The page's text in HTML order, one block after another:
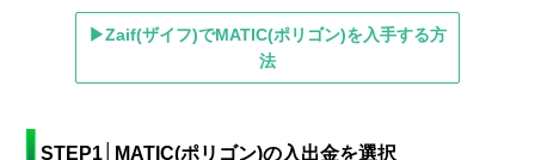
▶Zaif(ザイフ)でMATIC(ポリゴン)を入手する方
法
STEP1│MATIC(ポリゴン)の入出金を選択